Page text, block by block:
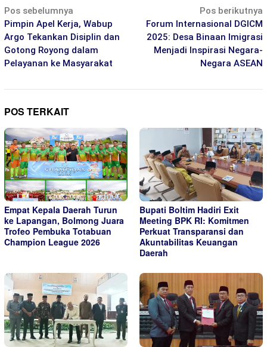
Navigasi
pos
Pos sebelumnya
Pimpin Apel Kerja, Wabup
Argo Tekankan Disiplin dan
Gotong Royong dalam
Pelayanan ke Masyarakat
Pos berikutnya
Forum Internasional DGICM
2025: Desa Binaan Imigrasi
Menjadi Inspirasi Negara-
Negara ASEAN
POS TERKAIT
Empat Kepala Daerah Turun
ke Lapangan, Bolmong Juara
Trofeo Pembuka Totabuan
Champion League 2026
Bupati Boltim Hadiri Exit
Meeting BPK RI: Komitmen
Perkuat Transparansi dan
Akuntabilitas Keuangan
Daerah